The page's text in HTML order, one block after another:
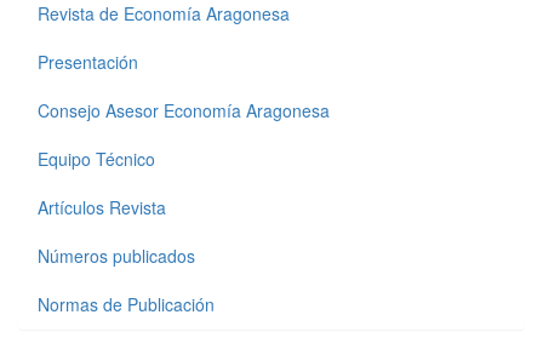
Revista de Economía Aragonesa
Presentación
Consejo Asesor Economía Aragonesa
Equipo Técnico
Artículos Revista
Números publicados
Normas de Publicación